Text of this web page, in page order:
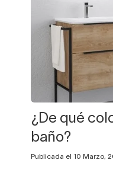
¿De qué
baño?
Publicada el 10 Marzo,